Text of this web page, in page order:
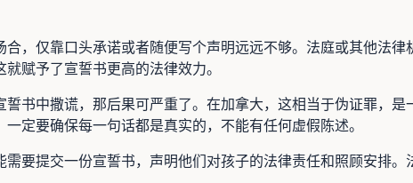
，仅靠口头承诺或者随便写个声明远远不够。法庭或其他法
赋予了宣誓书更高的法律效力。
书中撒谎，那后果可严重了。在加拿大，这相当于伪证罪，
定要确保每一句话都是真实的，不能有任何虚假陈述。
要提交一份宣誓书，声明他们对孩子的法律责任和照顾安排